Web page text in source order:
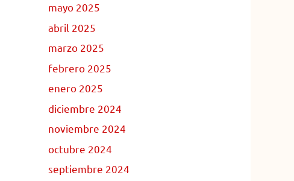
mayo 2025
abril 2025
marzo 2025
febrero 2025
enero 2025
diciembre 2024
noviembre 2024
octubre 2024
septiembre 2024